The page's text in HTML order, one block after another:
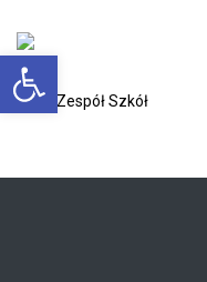
Otwórz pasek narzędzi